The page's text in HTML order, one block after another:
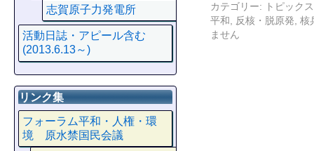
カテゴリー:
トピックス
平和
反核・脱原発 核
ません
志賀原子力発電所
活動日誌・アピール含む
(2013.6.13～)
リンク集
フォーラム平和・人権・環
境 原水禁国民会議